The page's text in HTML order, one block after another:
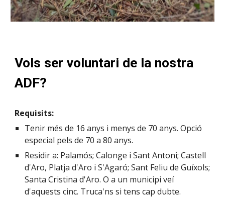
Vols ser voluntari de la nostra
ADF?
Requisits:
Tenir més de 16 anys i menys de 70 anys. Opció
especial pels de 70 a 80 anys.
Residir a: Palamós; Calonge i Sant Antoni; Castell
d'Aro, Platja d'Aro i S'Agaró; Sant Feliu de Guíxols;
Santa Cristina d'Aro. O a un municipi veí
d'aquests cinc. Truca'ns si tens cap dubte.